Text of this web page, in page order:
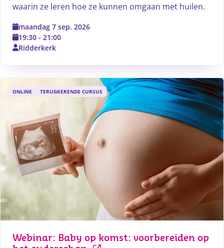
waarin ze leren hoe ze kunnen omgaan met huilen.
maandag 7 sep. 2026
19:30 - 21:00
Ridderkerk
ONLINE TERUGKERENDE CURSUS
Webinar: Baby op komst: voorbereiden op